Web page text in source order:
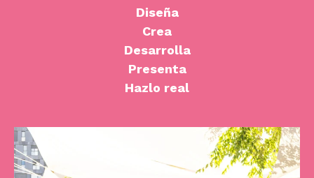
Diseña
Crea
Desarrolla
Presenta
Hazlo real